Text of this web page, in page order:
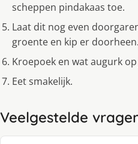
scheppen pindakaas toe.
Laat dit nog even
groente en kip er doorheen.
Kroepoek en wat augurk
Eet smakelijk.
Veelgestelde